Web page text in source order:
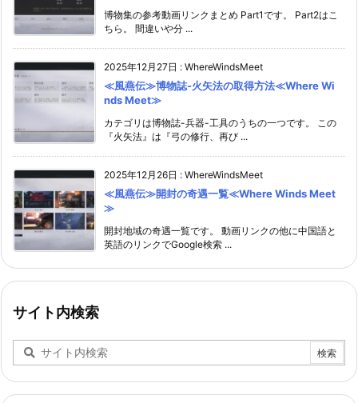
博物集の参考動画リンクまとめ Part1です。 Part2はこ
ちら。 間違いや分 ...
2025年12月27日 : WhereWindsMeet
≪風燕伝≫博物誌-火矢法の取得方法≪Where Wi
nds Meet≫
カテゴリは博物誌-兵器-工具のうちの一つです。 この
『火矢法』は『弓の修行、再び ...
2025年12月26日 : WhereWindsMeet
≪風燕伝≫開封の奇遇一覧≪Where Winds Meet
≫
開封地域の奇遇一覧です。 動画リンクの他に中国語と
英語のリンクでGoogle検索 ...
サイト内検索